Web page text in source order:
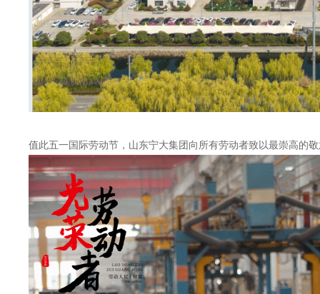
值此五一国际劳动节，山东宁大集团向所有劳动者致以最崇高的